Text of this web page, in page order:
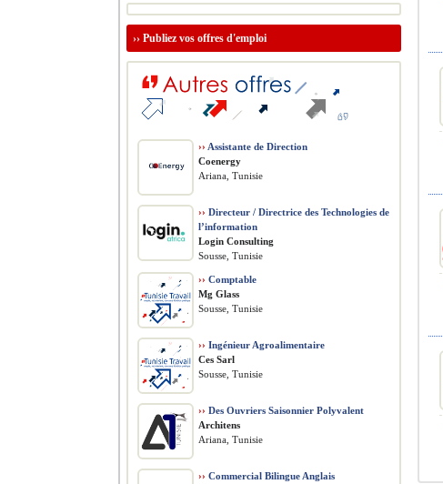
›› Publiez vos offres d'emploi
›› Assistante de Direction
Coenergy
Ariana, Tunisie
›› Directeur / Directrice des Technologies de
l’information
Login Consulting
Sousse, Tunisie
›› Comptable
Mg Glass
Sousse, Tunisie
›› Ingénieur Agroalimentaire
Ces Sarl
Sousse, Tunisie
›› Des Ouvriers Saisonnier Polyvalent
Architens
Ariana, Tunisie
›› Commercial Bilingue Anglais